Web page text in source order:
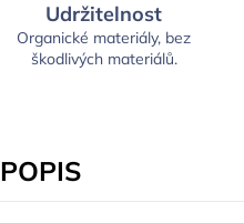
Udržitelnost
Organické materiály, bez
škodlivých materiálů.
POPIS